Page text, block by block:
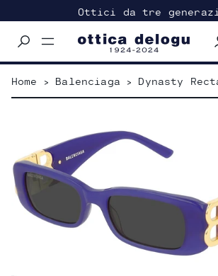
Ottici da tre
Menu
navigation
Home > Balenciaga > Dynasty